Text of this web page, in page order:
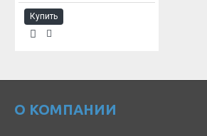
Купить
О КОМПАНИИ